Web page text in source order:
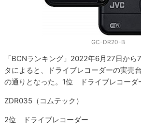
GC-DR20-B
「BCNランキング」2022年6月27日か
タによると、ドライブレコーダーの実売
の通りとなった。1位 ドライブレコーダ
ZDR035（コムテック）
2位 ドライブレコーダー